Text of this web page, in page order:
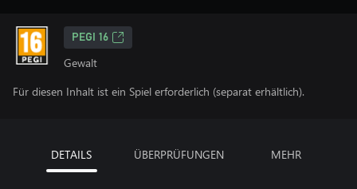
PEGI 16
Gewalt
Für diesen Inhalt ist ein Spiel erforderlich (separat erhältlich).
DETAILS ÜBERPRÜFUNGEN MEHR